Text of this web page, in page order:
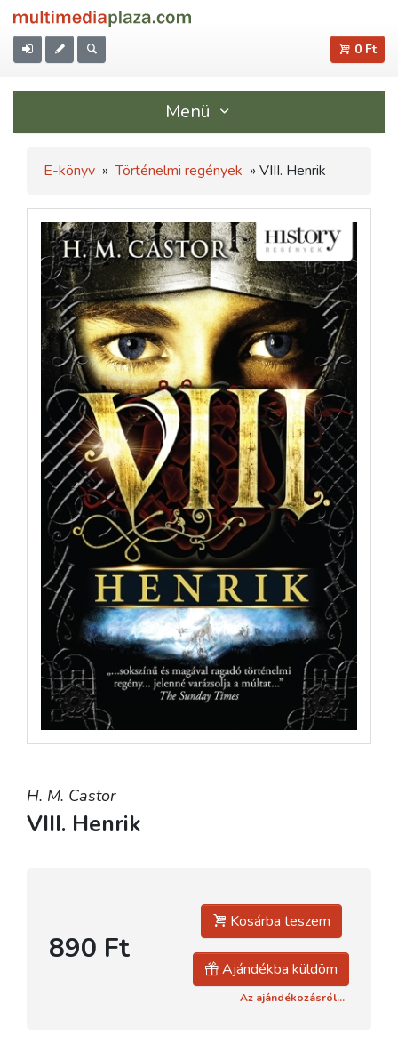
0 Ft
Menü
E-könyv » Történelmi regények » VIII. Henrik
H. M. Castor
VIII. Henrik
890 Ft
Kosárba teszem
Ajándékba küldöm
Az ajándékozásról...